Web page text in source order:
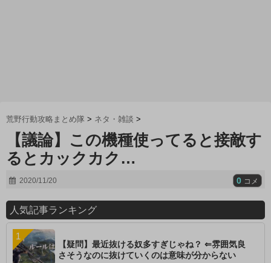
荒野行動攻略まとめ隊 > ネタ・雑談 >
【議論】この機種使ってると接敵す
るとカックカク…
2020/11/20 0 コメ
人気記事ランキング
【疑問】最近抜ける奴多すぎじゃね？ ⇐雰囲気良
さそうなのに抜けていくのは意味が分からない